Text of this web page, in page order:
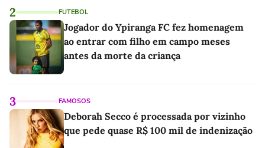
2 FUTEBOL
Jogador do Ypiranga FC fez homenagem
ao entrar com filho em campo meses
antes da morte da criança
3 FAMOSOS
Deborah Secco é processada por vizinho
que pede quase R$ 100 mil de indenização